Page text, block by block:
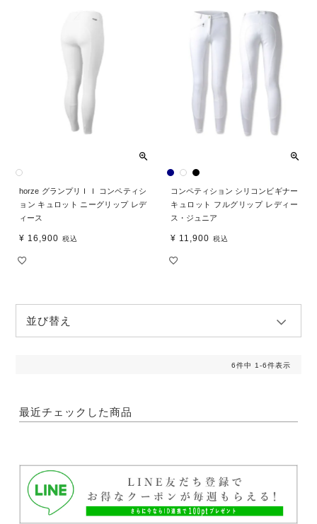
horze グランプリＩＩ コンペティシ
ョン キュロット ニーグリップ レデ
ィース
¥ 16,900 税込
コンペティション シリコンビギナー
キュロット フルグリップ レディー
ス・ジュニア
¥ 11,900 税込
並び替え
6件中 1-6件表示
最近チェックした商品